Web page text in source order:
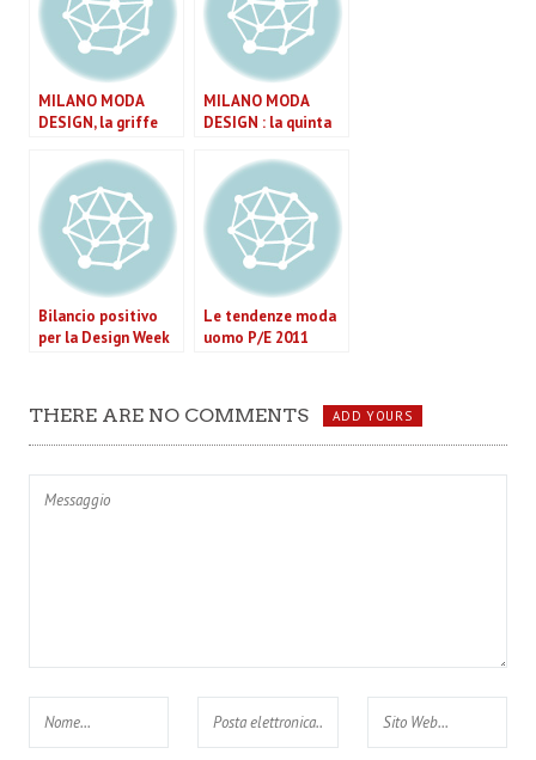
MILANO MODA
DESIGN, la griffe
MILANO MODA
DESIGN : la quinta
valorizzare griffe e
design
Bilancio positivo
per la Design Week
Le tendenze moda
uomo P/E 2011
THERE ARE NO COMMENTS ADD YOURS